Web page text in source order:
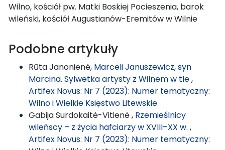
Wilno, kościół pw. Matki Boskiej Pocieszenia, barok
wileński, kościół Augustianów-Eremitów w Wilnie
Podobne artykuły
Rūta Janonienė, Marceli Januszewicz, syn
Marcina. Sylwetka artysty z Wilnem w tle,
Artifex Novus: Nr 7 (2023): Numer tematyczny:
Wilno i Wielkie Księstwo Litewskie
Gabija Surdokaitė-Vitienė , Rzemieślnicy
wileńscy – z życia hafciarzy w XVIII–XX w. ,
Artifex Novus: Nr 7 (2023): Numer tematyczny: